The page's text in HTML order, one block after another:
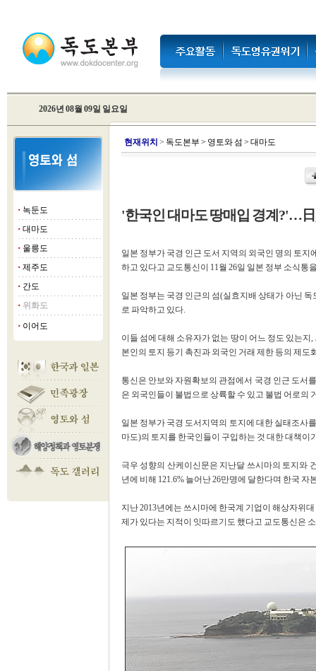
2026년 08월 09일 일요일
■ 녹둔도
■ 대마도
■ 울릉도
■ 제주도
■ 간도
■ 위화도
■ 이어도
현재위치 > 독도본부 > 영토와 섬 > 대마도
'한국인 대마도 땅매입 경계?'…
일본 정부가 국경 인근 도서 지역의 외국인 명의 토
하고 있다고 교도통신이 11월 26일 일본 정부 소식통
일본 정부는 국경 인근의 섬(실효지배 상태가 아닌
로 파악하고 있다.
이들 섬에 대해 소유자가 없는 땅이 어느 정도 있는
본인의 토지 등기 촉진과 외국인 거래 제한 등의 제도
통신은 안보와 자원확보의 관점에서 국경 인근 도서
은 외국인들이 불법으로 상륙할 수 있고 불법 어로의
일본 정부가 국경 도서지역의 토지에 대한 실태조사
마도)의 토지를 한국인들이 구입하는 것 대한 대책이
극우 성향의 산케이신문은 지난달 쓰시마의 토지와
년에 비해 121.6% 늘어난 26만명에 달한다며 한국 자
지난 2013년에는 쓰시마에 한국계 기업이 해상자위
제가 있다는 지적이 잇따르기도 했다고 교도통신은